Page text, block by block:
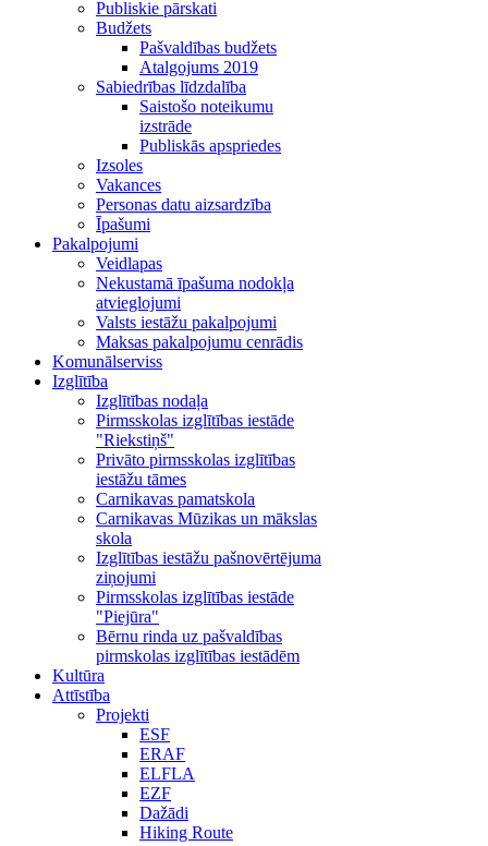
Publiskie pārskati
Budžets
Pašvaldības budžets
Atalgojums 2019
Sabiedrības līdzdalība
Saistošo noteikumu
izstrāde
Publiskās apspriedes
Izsoles
Vakances
Personas datu aizsardzība
Īpašumi
Pakalpojumi
Veidlapas
Nekustamā īpašuma nodokļa
atvieglojumi
Valsts iestāžu pakalpojumi
Maksas pakalpojumu cenrādis
Komunālserviss
Izglītība
Izglītības nodaļa
Pirmsskolas izglītības iestāde
"Riekstiņš"
Privāto pirmsskolas izglītības
iestāžu tāmes
Carnikavas pamatskola
Carnikavas Mūzikas un mākslas
skola
Izglītības iestāžu pašnovērtējuma
ziņojumi
Pirmsskolas izglītības iestāde
"Piejūra"
Bērnu rinda uz pašvaldības
pirmskolas izglītības iestādēm
Kultūra
Attīstība
Projekti
ESF
ERAF
ELFLA
EZF
Dažādi
Hiking Route